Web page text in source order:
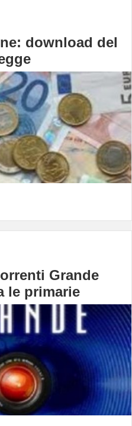
download del
Grande
le primarie